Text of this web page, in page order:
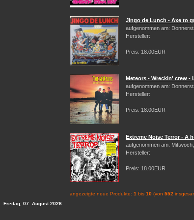
Jingo de Lunch - Axe to
aufgenommen am:
Hersteller:
Preis: 18.00EUR
Meteors - Wreckin' crew -
aufgenommen am:
Hersteller:
Preis: 18.00EUR
Extreme Noise Terror - A
aufgenommen am:
Hersteller:
Preis: 18.00EUR
angezeigte neue Produkte: 1 bis 10 (von 552
Freitag, 07. August 2026